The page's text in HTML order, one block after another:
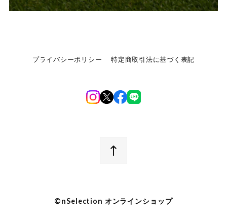
プライバシーポリシー 特定商取引法に基づく表記
©︎nSelection オンラインショップ